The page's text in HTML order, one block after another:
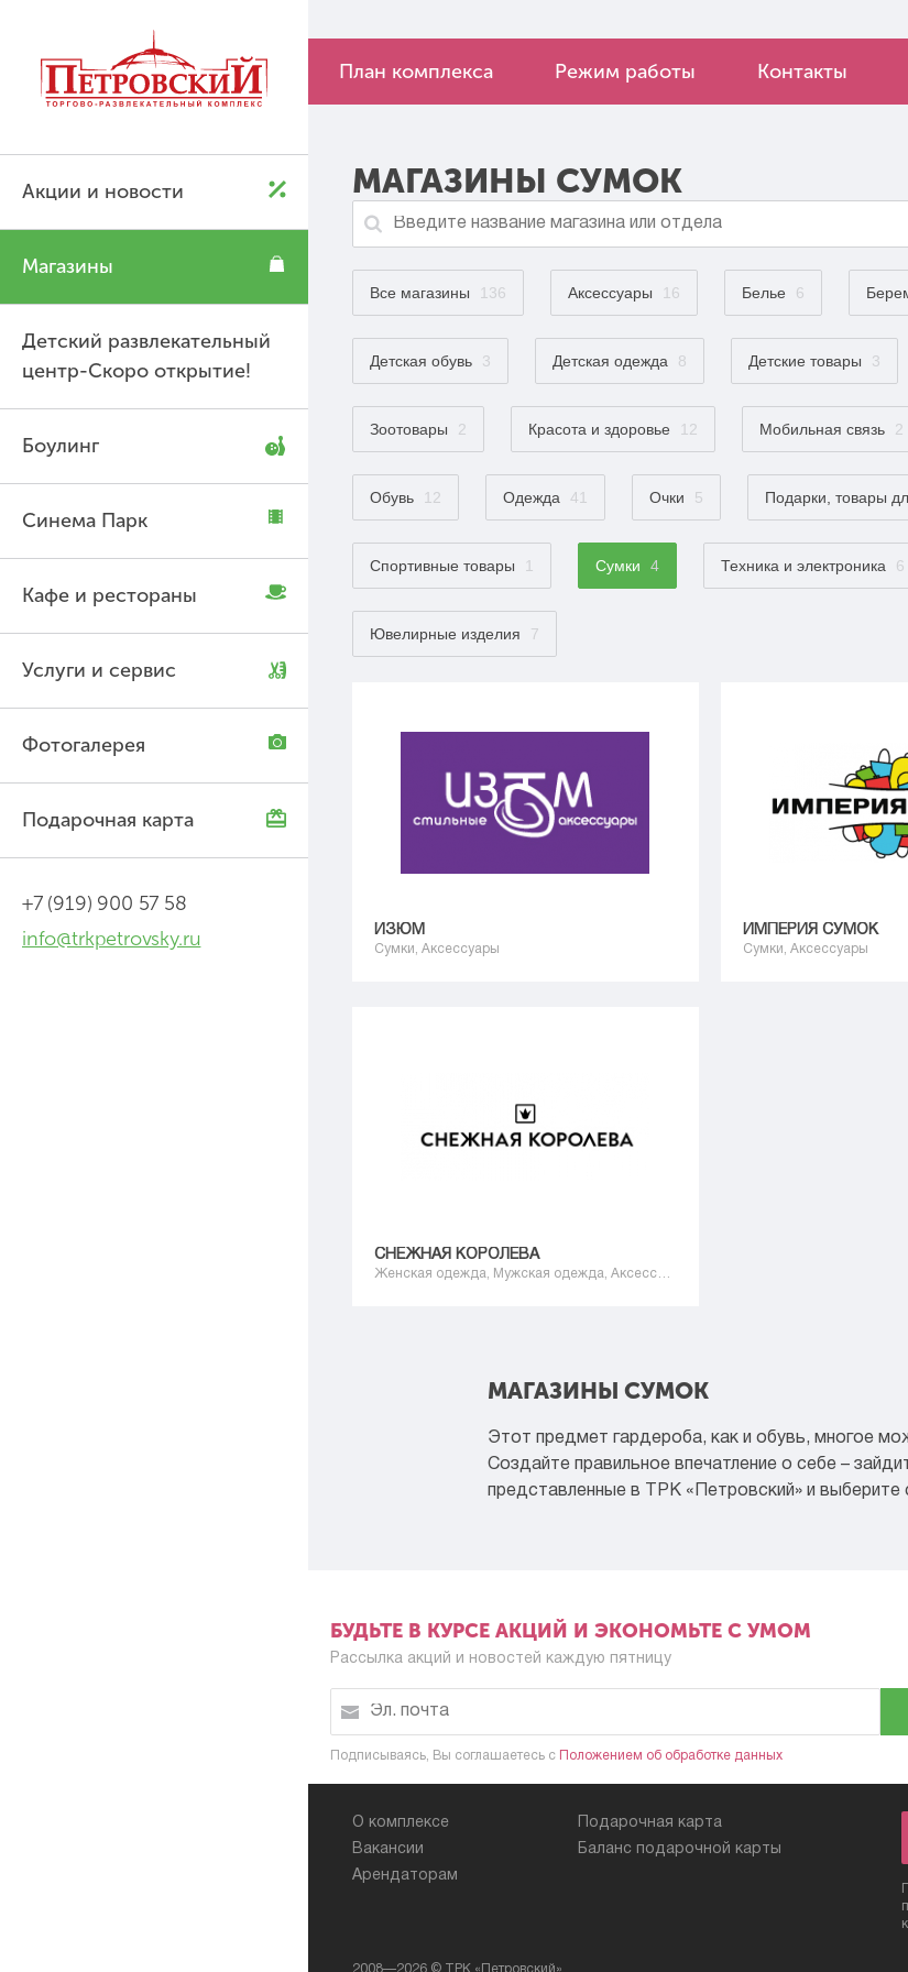
Акции и новости
Магазины
Детский развлекательный
центр-Скоро открытие!
Боулинг
Синема Парк
Кафе и рестораны
Услуги и сервис
Фотогалерея
Подарочная карта
+7 (919) 900 57 58
info@trkpetrovsky.ru
План комплекса Режим работы Контакты
МАГАЗИНЫ СУМОК
Все магазины 136 Аксессуары 16 Белье 6
Детская обувь 3 Детская одежда 8 Детские товары 3
Зоотовары 2 Красота и здоровье 12 Мобильная связь 2
Обувь 12 Одежда 41 Очки 5 Подарки, товары
Спортивные товары 1 Сумки 4 Техника и электроника 6
Ювелирные изделия 7
ИЗЮМ
Сумки, Аксессуары
ИМПЕРИЯ СУМОК
Сумки, Аксессуары
СНЕЖНАЯ КОРОЛЕВА
МАГАЗИНЫ СУМОК
Этот предмет гардероба, как и обувь, многое
Создайте правильное впечатление о себе –
представленные в ТРК «Петровский» и
БУДЬТЕ В КУРСЕ АКЦИЙ И ЭКОНОМЬТЕ С УМОМ
Рассылка акций и новостей каждую пятницу
Подписываясь, Вы соглашаетесь c Положением об обработке данных
О комплексе
Вакансии
Арендаторам
Подарочная карта
Баланс подарочной карты
2008—2026 © ТРК «Петровский»